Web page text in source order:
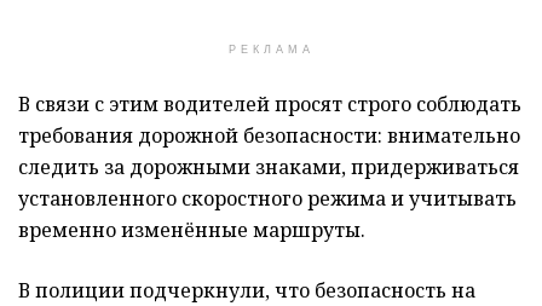
РЕКЛАМА
В связи с этим водителей просят строго соблюдать
требования дорожной безопасности: внимательно
следить за дорожными знаками, придерживаться
установленного скоростного режима и учитывать
временно изменённые маршруты.
В полиции подчеркнули, что безопасность на